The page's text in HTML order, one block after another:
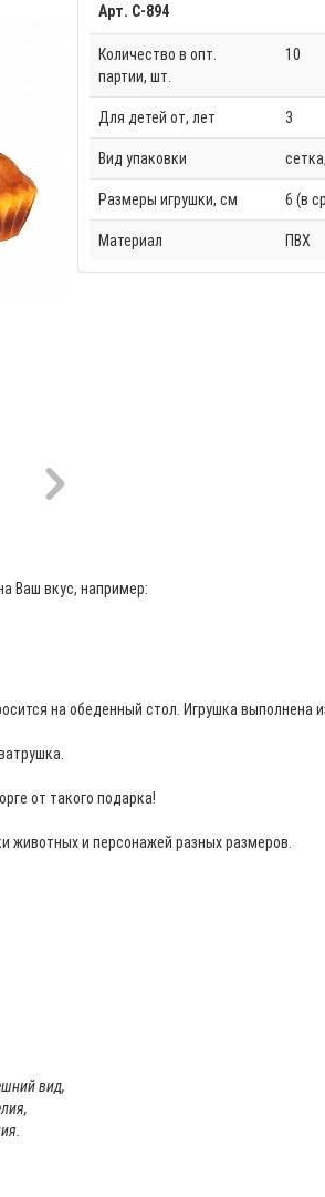
Арт. С-894
Количество в опт.
партии, шт.
10
Для детей от, лет 3
Вид упаковки
Размеры игрушки, см 6 (в
Материал ПВХ
Ваш вкус, например:
на обеденный стол. Игрушка выполнена
от такого подарка!
животных и персонажей разных размеров.
вид,